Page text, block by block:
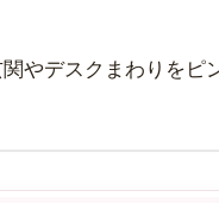
やデスクまわりをピ